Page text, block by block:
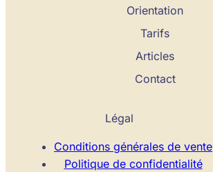
Orientation
Tarifs
Articles
Contact
Légal
Conditions générales de vente
Politique de confidentialité